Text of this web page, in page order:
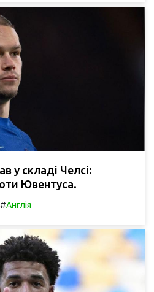
у складі Челсі:
Ювентуса.
#Англія